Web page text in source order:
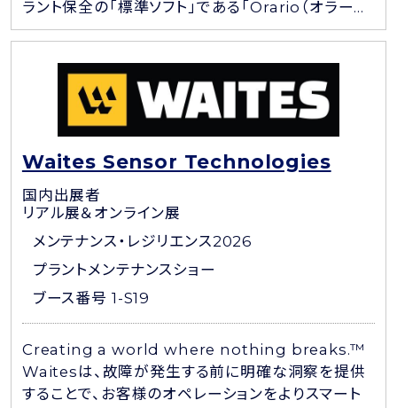
ラント保全の「標準ソフト」である「Orario（オラー...
Waites Sensor Technologies
国内出展者
リアル展＆オンライン展
メンテナンス・レジリエンス2026
プラントメンテナンスショー
ブース番号 1-S19
Creating a world where nothing breaks.™
Waitesは、故障が発生する前に明確な洞察を提供
することで、お客様のオペレーションをよりスマート